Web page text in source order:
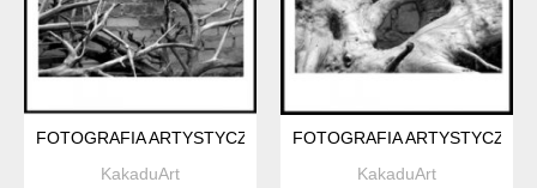
FOTOGRAFIA ARTYSTYCZNA 23F
KakaduArt
FOTOGRAFIA ARTYSTYCZNA
KakaduArt